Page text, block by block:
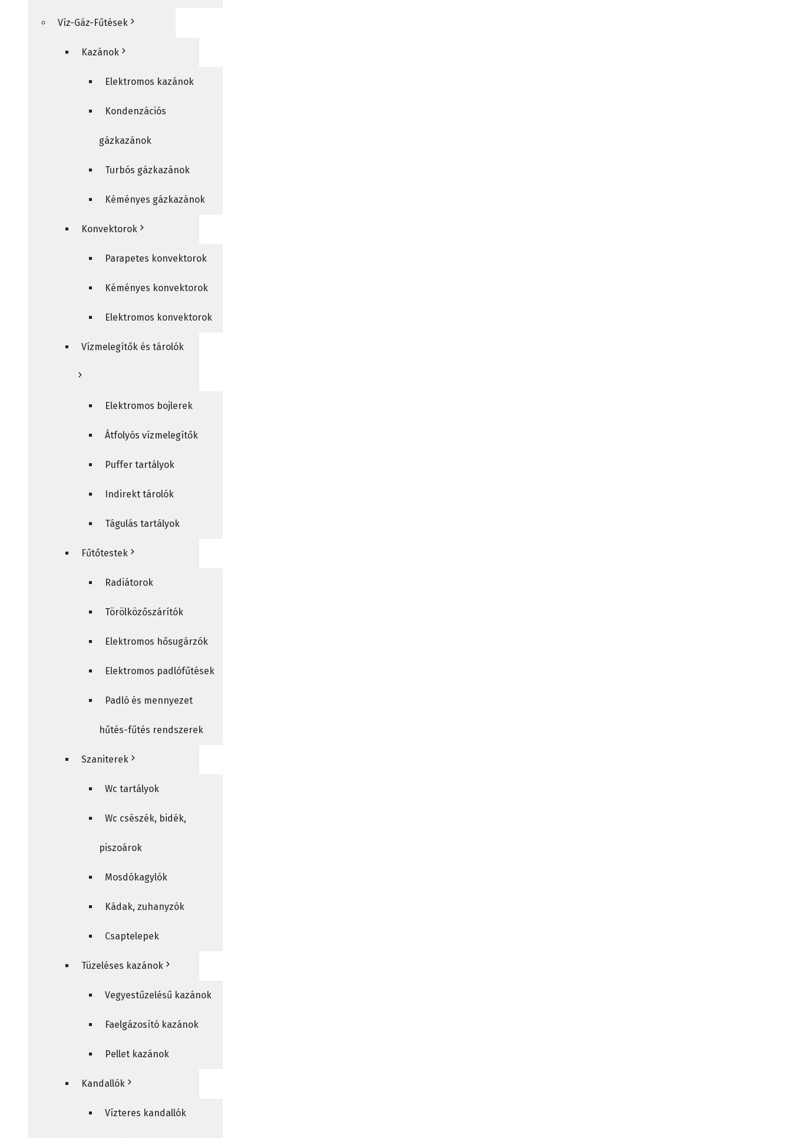
Víz-Gáz-Fűtések
Kazánok
Elektromos kazánok
Kondenzációs
gázkazánok
Turbós gázkazánok
Kéményes gázkazánok
Konvektorok
Parapetes konvektorok
Kéményes konvektorok
Elektromos konvektorok
Vízmelegítők és tárolók
Elektromos bojlerek
Átfolyós vízmelegítők
Puffer tartályok
Indirekt tárolók
Tágulás tartályok
Fűtőtestek
Radiátorok
Törölközőszárítók
Elektromos hősugárzók
Elektromos padlófűtések
Padló és mennyezet
hűtés-fűtés rendszerek
Szaniterek
Wc tartályok
Wc csészék, bidék,
piszoárok
Mosdókagylók
Kádak, zuhanyzók
Csaptelepek
Tüzeléses kazánok
Vegyestűzelésű kazánok
Faelgázosító kazánok
Pellet kazánok
Kandallók
Vízteres kandallók